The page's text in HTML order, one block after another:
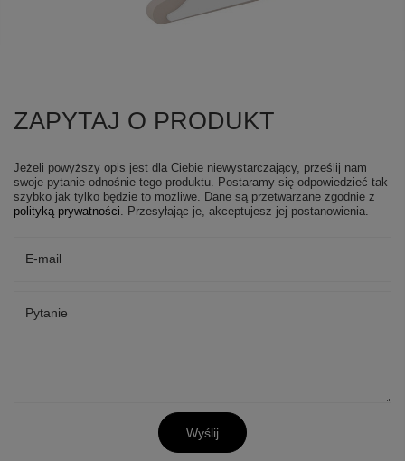
ZAPYTAJ O PRODUKT
Jeżeli powyższy opis jest dla Ciebie niewystarczający, prześlij nam
swoje pytanie odnośnie tego produktu. Postaramy się odpowiedzieć tak
szybko jak tylko będzie to możliwe. Dane są przetwarzane zgodnie z
polityką prywatności. Przesyłając je, akceptujesz jej postanowienia.
E-mail
Pytanie
Wyślij